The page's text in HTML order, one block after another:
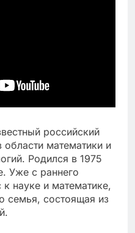
российский
математики и
Родился в 1975
Уже с раннего
к науке и математике,
семья, состоящая из